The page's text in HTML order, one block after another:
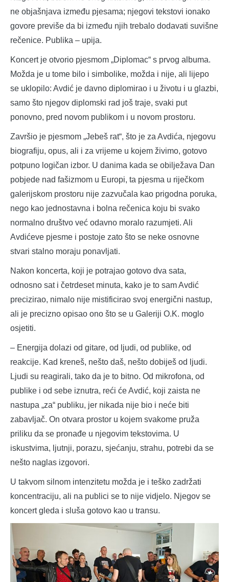
ne objašnjava između pjesama; njegovi tekstovi ionako
govore previše da bi između njih trebalo dodavati suvišne
rečenice. Publika – upija.
Koncert je otvorio pjesmom „Diplomac“ s prvog albuma.
Možda je u tome bilo i simbolike, možda i nije, ali lijepo
se uklopilo: Avdić je davno diplomirao i u životu i u glazbi,
samo što njegov diplomski rad još traje, svaki put
ponovno, pred novom publikom i u novom prostoru.
Završio je pjesmom „Jebeš rat“, što je za Avdića, njegovu
biografiju, opus, ali i za vrijeme u kojem živimo, gotovo
potpuno logičan izbor. U danima kada se obilježava Dan
pobjede nad fašizmom u Europi, ta pjesma u riječkom
galerijskom prostoru nije zazvučala kao prigodna poruka,
nego kao jednostavna i bolna rečenica koju bi svako
normalno društvo već odavno moralo razumjeti. Ali
Avdićeve pjesme i postoje zato što se neke osnovne
stvari stalno moraju ponavljati.
Nakon koncerta, koji je potrajao gotovo dva sata,
odnosno sat i četrdeset minuta, kako je to sam Avdić
precizirao, nimalo nije mistificirao svoj energični nastup,
ali je precizno opisao ono što se u Galeriji O.K. moglo
osjetiti.
– Energija dolazi od gitare, od ljudi, od publike, od
reakcije. Kad kreneš, nešto daš, nešto dobiješ od ljudi.
Ljudi su reagirali, tako da je to bitno. Od mikrofona, od
publike i od sebe iznutra, reći će Avdić, koji zaista ne
nastupa „za“ publiku, jer nikada nije bio i neće biti
zabavljač. On otvara prostor u kojem svakome pruža
priliku da se pronađe u njegovim tekstovima. U
iskustvima, ljutnji, porazu, sjećanju, strahu, potrebi da se
nešto naglas izgovori.
U takvom silnom intenzitetu možda je i teško zadržati
koncentraciju, ali na publici se to nije vidjelo. Njegov se
koncert gleda i sluša gotovo kao u transu.